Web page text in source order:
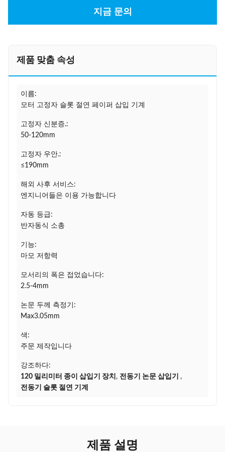
지금 문의
제품 맞춤 속성
이름:
모터 고정자 슬롯 절연 페이퍼 삽입 기계
고정자 신분증.:
50-120mm
고정자 우안.:
≤190mm
해외 사후 서비스:
엔지니어들은 이용 가능합니다
자동 등급:
반자동식 소총
기능:
마모 저항력
모서리의 폭은 접었습니다:
2.5-4mm
논문 두께 측정기:
Max3.05mm
색:
주문 제작입니다
강조하다:
120 밀리미터 종이 삽입기 장치 , 전동기 논문 삽입기 ,
전동기 슬롯 절연 기계
제품 설명